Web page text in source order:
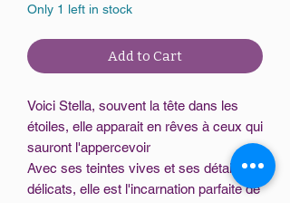
Only 1 left in stock
Add to Cart
Voici Stella, souvent la tête dans les
étoiles, elle apparait en rêves à ceux qui
sauront l'appercevoir
Avec ses teintes vives et ses détails
délicats, elle est l'incarnation parfaite de